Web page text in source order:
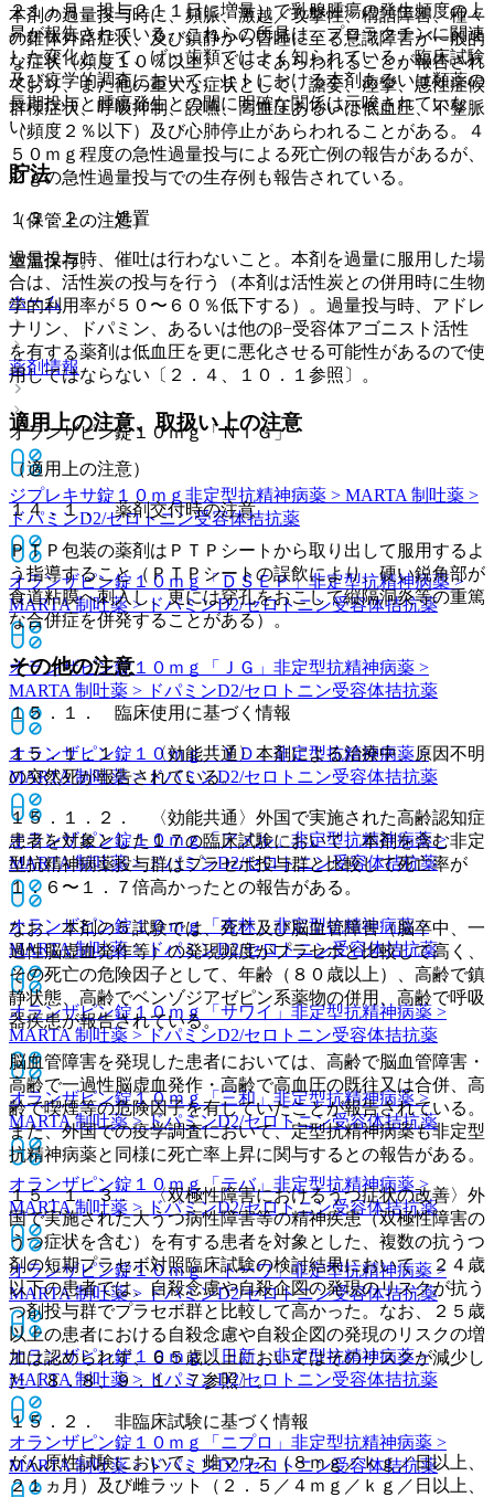
２１ヵ月、投与２１１日に増量）で乳腺腫瘍の発生頻度の上
昇が報告されている。これらの所見は、プロラクチンに関連
した変化として、げっ歯類ではよく知られている。臨床試験
及び疫学的調査において、ヒトにおける本剤あるいは類薬の
長期投与と腫瘍発生との間に明確な関係は示唆されていな
い。
貯法
（保管上の注意）
室温保存。
ホーム
薬剤情報
オランザピン錠１０ｍｇ「ＮＩＧ」
ジプレキサ錠１０ｍｇ 非定型抗精神病薬 > MARTA 制吐薬 >
ドパミンD2/セロトニン受容体拮抗薬
オランザピン錠１０ｍｇ「ＤＳＥＰ」非定型抗精神病薬 >
MARTA 制吐薬 > ドパミンD2/セロトニン受容体拮抗薬
オランザピン錠１０ｍｇ「ＪＧ」 非定型抗精神病薬 >
MARTA 制吐薬 > ドパミンD2/セロトニン受容体拮抗薬
オランザピン錠１０ｍｇ「ＹＤ」非定型抗精神病薬 >
MARTA 制吐薬 > ドパミンD2/セロトニン受容体拮抗薬
オランザピン錠１０ｍｇ「アメル」非定型抗精神病薬 >
MARTA 制吐薬 > ドパミンD2/セロトニン受容体拮抗薬
オランザピン錠１０ｍｇ「杏林」非定型抗精神病薬 >
MARTA 制吐薬 > ドパミンD2/セロトニン受容体拮抗薬
オランザピン錠１０ｍｇ「サワイ」 非定型抗精神病薬 >
MARTA 制吐薬 > ドパミンD2/セロトニン受容体拮抗薬
オランザピン錠１０ｍｇ「三和」非定型抗精神病薬 >
MARTA 制吐薬 > ドパミンD2/セロトニン受容体拮抗薬
オランザピン錠１０ｍｇ「テバ」 非定型抗精神病薬 >
MARTA 制吐薬 > ドパミンD2/セロトニン受容体拮抗薬
オランザピン錠１０ｍｇ「トーワ」非定型抗精神病薬 >
MARTA 制吐薬 > ドパミンD2/セロトニン受容体拮抗薬
オランザピン錠１０ｍｇ「日新」非定型抗精神病薬 >
MARTA 制吐薬 > ドパミンD2/セロトニン受容体拮抗薬
オランザピン錠１０ｍｇ「ニプロ」 非定型抗精神病薬 >
MARTA 制吐薬 > ドパミンD2/セロトニン受容体拮抗薬
本剤の過量投与時に、頻脈、激越／攻撃性、構語障害、種々
の錐体外路症状、及び鎮静から昏睡に至る意識障害が一般的
な症状（頻度１０％以上）としてあらわれることが報告され
ており、また他の重大な症状として、譫妄、痙攣、悪性症候
群様症状、呼吸抑制、誤嚥、高血圧あるいは低血圧、不整脈
（頻度２％以下）及び心肺停止があらわれることがある。４
５０ｍｇ程度の急性過量投与による死亡例の報告があるが、
２ｇの急性過量投与での生存例も報告されている。
１３．２． 処置
過量投与時、催吐は行わないこと。本剤を過量に服用した場
合は、活性炭の投与を行う（本剤は活性炭との併用時に生物
学的利用率が５０〜６０％低下する）。過量投与時、アドレ
ナリン、ドパミン、あるいは他のβ−受容体アゴニスト活性
を有する薬剤は低血圧を更に悪化させる可能性があるので使
用してはならない〔２．４、１０．１参照〕。
適用上の注意、取扱い上の注意
（適用上の注意）
１４．１． 薬剤交付時の注意
ＰＴＰ包装の薬剤はＰＴＰシートから取り出して服用するよ
う指導すること（ＰＴＰシートの誤飲により、硬い鋭角部が
食道粘膜へ刺入し、更には穿孔をおこして縦隔洞炎等の重篤
な合併症を併発することがある）。
その他の注意
１５．１． 臨床使用に基づく情報
１５．１．１． 〈効能共通〉本剤による治療中、原因不明
の突然死が報告されている。
１５．１．２． 〈効能共通〉外国で実施された高齢認知症
患者を対象とした１７の臨床試験において、本剤を含む非定
型抗精神病薬投与群はプラセボ投与群と比較して死亡率が
１．６〜１．７倍高かったとの報告がある。
なお、本剤の５試験では、死亡及び脳血管障害（脳卒中、一
過性脳虚血発作等）の発現頻度がプラセボと比較して高く、
その死亡の危険因子として、年齢（８０歳以上）、高齢で鎮
静状態、高齢でベンゾジアゼピン系薬物の併用、高齢で呼吸
器疾患が報告されている。
脳血管障害を発現した患者においては、高齢で脳血管障害・
高齢で一過性脳虚血発作・高齢で高血圧の既往又は合併、高
齢で喫煙等の危険因子を有していたことが報告されている。
また、外国での疫学調査において、定型抗精神病薬も非定型
抗精神病薬と同様に死亡率上昇に関与するとの報告がある。
１５．１．３． 〈双極性障害におけるうつ症状の改善〉外
国で実施された大うつ病性障害等の精神疾患（双極性障害の
うつ症状を含む）を有する患者を対象とした、複数の抗うつ
剤の短期プラセボ対照臨床試験の検討結果において、２４歳
以下の患者では、自殺念慮や自殺企図の発現のリスクが抗う
つ剤投与群でプラセボ群と比較して高かった。なお、２５歳
以上の患者における自殺念慮や自殺企図の発現のリスクの増
加は認められず、６５歳以上においてはそのリスクが減少し
た〔８．８、９．１．７参照〕。
１５．２． 非臨床試験に基づく情報
がん原性試験において、雌マウス（８ｍｇ／ｋｇ／日以上、
２１ヵ月）及び雌ラット（２．５／４ｍｇ／ｋｇ／日以上、